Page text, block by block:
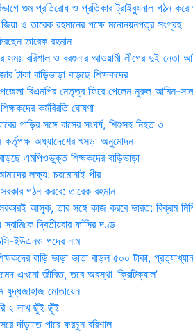
গুম প্রতিরোধ ও প্রতিকার ট্রাইব্যুনাল গঠন করে
ও তারেক রহমানের পক্ষে মনোনয়নপত্র সংগ্রহ
তারেক রহমান
সময় ব‌রিশাল ও বরগুনার আওয়ামী লীগের দুই নেতা
টাকা বাড়িভাড়া বাড়ছে শিক্ষকদের
বিএনপির নেতৃত্ব ফিরে পেলেন নুরুল আমিন-
কর্মবিরতি ঘোষণা
গাড়ির সঙ্গে বাসের সংঘর্ষ, শিশুসহ নিহত ৩
কর্তৃপক্ষ অধ্যাদেশের খসড়া অনুমোদন
এমপিওভুক্ত শিক্ষকদের বাড়িভাড়া
লক্ষ্য: চরমোনাই পীর
গঠন করবে: তা‌রেক রহমান
আসুক, তার সঙ্গে কাজ করবে ভারত: বিক্রম
দ্বিতীয়বার ফাঁসির দণ্ড
ইউএনও পদের নাম
বাড়ি ভাড়া ভাতা বাড়ল ৫০০ টাকা, প্রত্যাখ্যান
এখনো জীবিত, তবে অবস্থা ‘ক্রিটিক্যাল’
যুদ্ধজাহাজ মোতায়েন
২ লাখ ছুঁই ছুঁই
দাঁড়াতে পারে ফরচুন বরিশাল